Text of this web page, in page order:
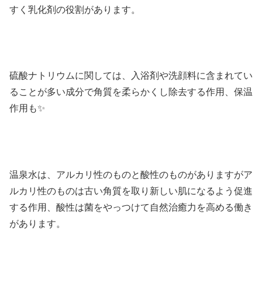
すく乳化剤の役割があります。
硫酸ナトリウムに関しては、入浴剤や洗顔料に含まれてい
ることが多い成分で角質を柔らかくし除去する作用、保温
作用も✨
温泉水は、アルカリ性のものと酸性のものがありますがア
ルカリ性のものは古い角質を取り新しい肌になるよう促進
する作用、酸性は菌をやっつけて自然治癒力を高める働き
があります。